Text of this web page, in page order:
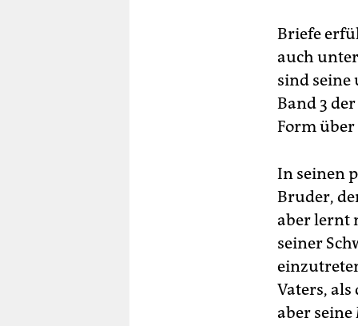
Briefe
auch
sind seine
Band 3
Form über
In seinen
Bruder,
aber lernt
seiner
Vaters,
aber